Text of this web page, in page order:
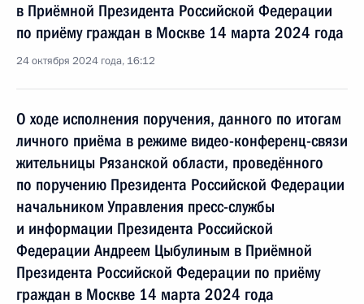
в Приёмной Президента Российской Федерации
по приёму граждан в Москве 14 марта 2024 года
24 октября 2024 года, 16:12
О ходе исполнения поручения, данного по итогам
личного приёма в режиме видео-конференц-связи
жительницы Рязанской области, проведённого
по поручению Президента Российской Федерации
начальником Управления пресс-службы
и информации Президента Российской
Федерации Андреем Цыбулиным в Приёмной
Президента Российской Федерации по приёму
граждан в Москве 14 марта 2024 года